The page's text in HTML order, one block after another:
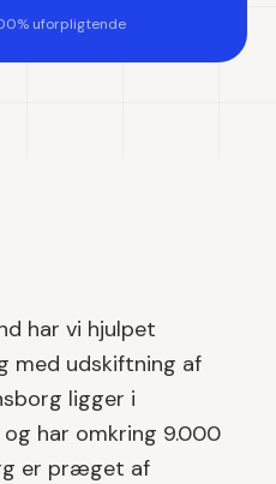
uforpligtende
har vi hjulpet
med udskiftning af
ligger i
og har omkring 9.000
er præget af